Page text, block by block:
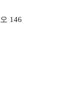
146